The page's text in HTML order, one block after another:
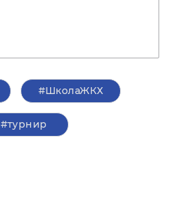
#ШколаЖКХ
#турнир